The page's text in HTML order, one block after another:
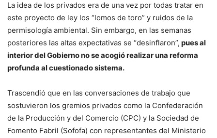
La idea de los privados era de una vez por todas tratar en
este proyecto de ley los “lomos de toro” y ruidos de la
permisología ambiental. Sin embargo, en las semanas
posteriores las altas expectativas se “desinflaron”, pues al
interior del Gobierno no se acogió realizar una reforma
profunda al cuestionado sistema.
Trascendió que en las conversaciones de trabajo que
sostuvieron los gremios privados como la Confederación
de la Producción y del Comercio (CPC) y la Sociedad de
Fomento Fabril (Sofofa) con representantes del Ministerio